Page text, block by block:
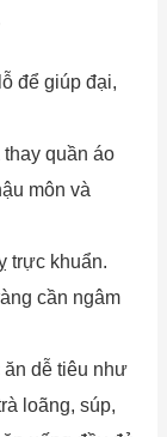
để giúp đại,
quần áo
môn và
trực khuẩn.
cần ngâm
dễ tiêu như
loãng, súp,